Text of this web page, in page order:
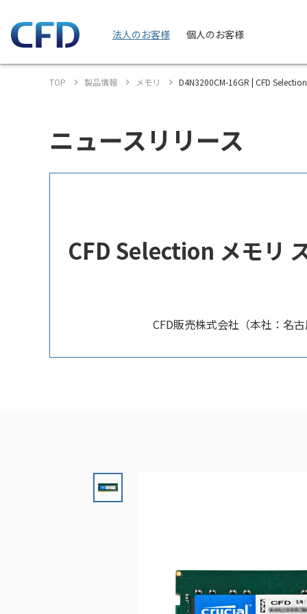
法人のお客様 個人のお客様
TOP 製品情報 メモリ D4N3200CM-16GR | CFD
ニュースリリース
CFD Selection メモリ
CFD販売株式会社（本社：名